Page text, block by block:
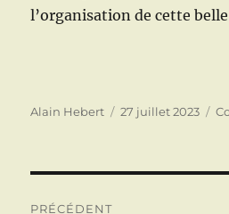
l’organisation de cette
Auteur
Alain Hebert
Publié
27 juillet 2023
PRÉCÉDENT